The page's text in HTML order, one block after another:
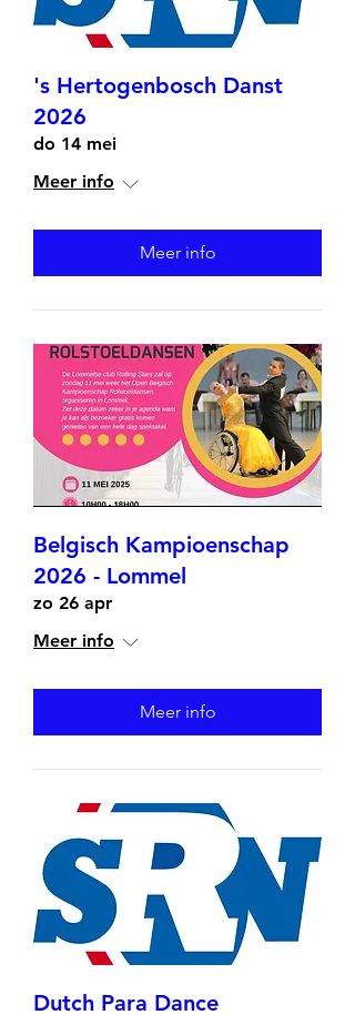
's Hertogenbosch Danst
2026
do 14 mei
Meer info
Meer info
Belgisch Kampioenschap
2026 - Lommel
zo 26 apr
Meer info
Meer info
Dutch Para Dance